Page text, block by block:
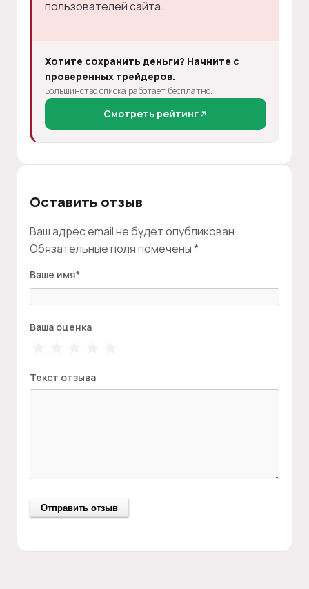
пользователей сайта.
Хотите сохранить деньги? Начните с
проверенных трейдеров.
Большинство списка работает бесплатно.
Смотреть рейтинг
Оставить отзыв
Ваш адрес email не будет опубликован.
Обязательные поля помечены*
Ваше имя*
Ваша оценка
Текст отзыва